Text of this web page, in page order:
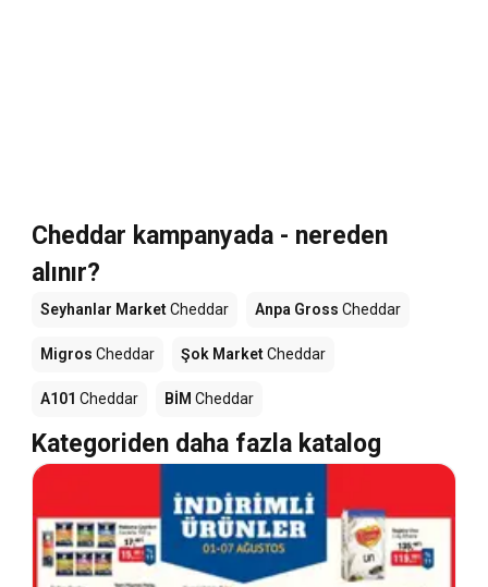
Cheddar kampanyada - nereden
alınır?
Seyhanlar MarketCheddar Anpa Gross Cheddar
Migros Cheddar Şok MarketCheddar
A101 Cheddar BİM Cheddar
Kategoriden daha fazla katalog